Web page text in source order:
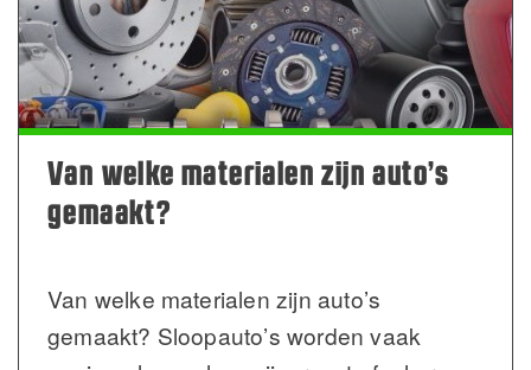
Van welke materialen zijn auto’s
gemaakt?
Van welke materialen zijn auto’s
gemaakt? Sloopauto’s worden vaak